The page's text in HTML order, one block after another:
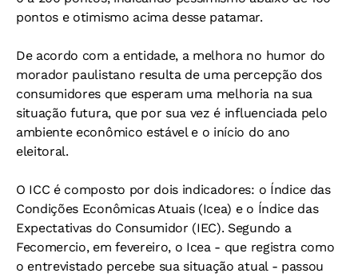
pontos e otimismo acima desse patamar.
De acordo com a entidade, a melhora no humor do
morador paulistano resulta de uma percepção dos
consumidores que esperam uma melhoria na sua
situação futura, que por sua vez é influenciada pelo
ambiente econômico estável e o início do ano
eleitoral.
O ICC é composto por dois indicadores: o Índice das
Condições Econômicas Atuais (Icea) e o Índice das
Expectativas do Consumidor (IEC). Segundo a
Fecomercio, em fevereiro, o Icea - que registra como
o entrevistado percebe sua situação atual - passou